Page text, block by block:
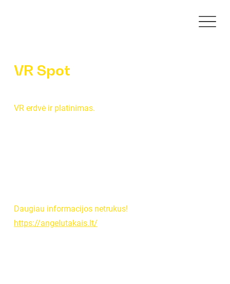
VR Spot
VR erdvė ir platinimas.
Daugiau informacijos netrukus!
https://angelutakais.lt/